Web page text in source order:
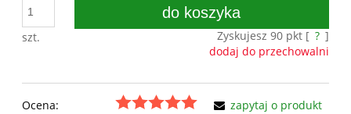
szt.
do koszyka
Zyskujesz 90pkt [ ? ]
dodaj do przechowalni
Ocena:
zapytaj o produkt